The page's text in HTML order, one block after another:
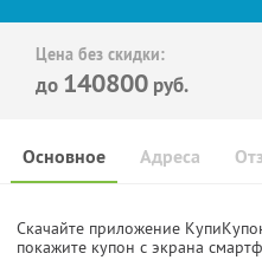
Цена без скидки:
до 140800 руб.
Основное Адреса
Скачайте приложение
покажите купон с экрана